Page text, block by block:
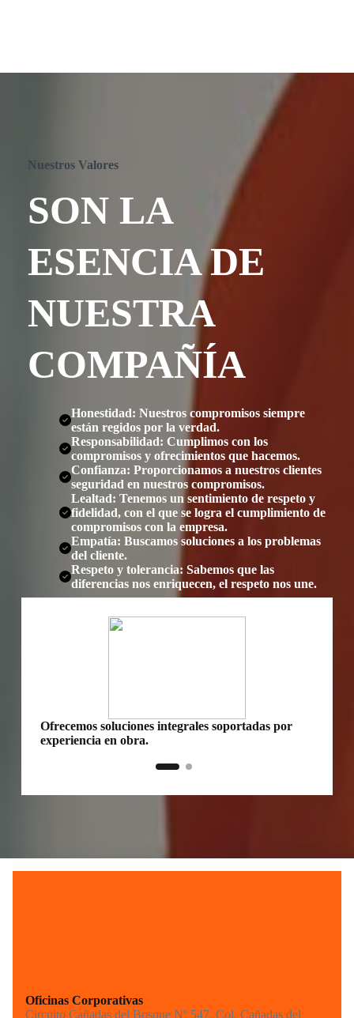
Nuestros Valores
SON LA
ESENCIA DE
NUESTRA
COMPAÑÍA
Honestidad: Nuestros compromisos siempre
están regidos por la verdad.
Responsabilidad: Cumplimos con los
compromisos y ofrecimientos que hacemos.
Confianza: Proporcionamos a nuestros clientes
seguridad en nuestros compromisos.
Lealtad: Tenemos un sentimiento de respeto y
fidelidad, con el que se logra el cumplimiento de
compromisos con la empresa.
Empatía: Buscamos soluciones a los problemas
del cliente.
Respeto y tolerancia: Sabemos que las
diferencias nos enriquecen, el respeto nos une.
Ofrecemos soluciones integrales soportadas por
experiencia en obra.
Oficinas Corporativas
Circuito Cañadas del Bosque Nº 547, Col. Cañadas del